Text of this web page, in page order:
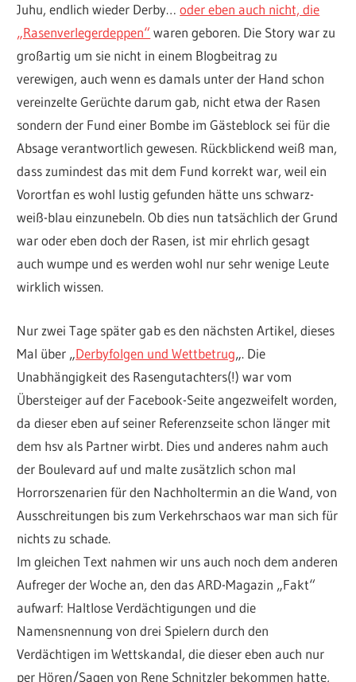
Juhu, endlich wieder Derby…oder eben auch nicht, die
„Rasenverlegerdeppen“ waren geboren. Die Story war zu
großartig um sie nicht in einem Blogbeitrag zu
verewigen, auch wenn es damals unter der Hand schon
vereinzelte Gerüchte darum gab, nicht etwa der Rasen
sondern der Fund einer Bombe im Gästeblock sei für die
Absage verantwortlich gewesen. Rückblickend weiß man,
dass zumindest das mit dem Fund korrekt war, weil ein
Vorortfan es wohl lustig gefunden hätte uns schwarz-
weiß-blau einzunebeln. Ob dies nun tatsächlich der Grund
war oder eben doch der Rasen, ist mir ehrlich gesagt
auch wumpe und es werden wohl nur sehr wenige Leute
wirklich wissen.
Nur zwei Tage später gab es den nächsten Artikel, dieses
Mal über „Derbyfolgen und Wettbetrug„. Die
Unabhängigkeit des Rasengutachters(!) war vom
Übersteiger auf der Facebook-Seite angezweifelt worden,
da dieser eben auf seiner Referenzseite schon länger mit
dem hsv als Partner wirbt. Dies und anderes nahm auch
der Boulevard auf und malte zusätzlich schon mal
Horrorszenarien für den Nachholtermin an die Wand, von
Ausschreitungen bis zum Verkehrschaos war man sich für
nichts zu schade.
Im gleichen Text nahmen wir uns auch noch dem anderen
Aufreger der Woche an, den das ARD-Magazin „Fakt“
aufwarf: Haltlose Verdächtigungen und die
Namensnennung von drei Spielern durch den
Verdächtigen im Wettskandal, die dieser eben auch nur
per Hören/Sagen von Rene Schnitzler bekommen hatte,